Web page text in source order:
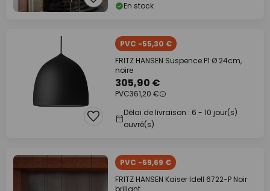
En stock
PVC -55,30 €
FRITZ HANSEN Suspence P1 Ø 24cm,
noire
305,90 €
PVC361,20 €
Délai de livraison : 6 - 10 jour(s)
ouvré(s)
PVC -59,69 €
FRITZ HANSEN Kaiser Idell 6722-P Noir
brillant